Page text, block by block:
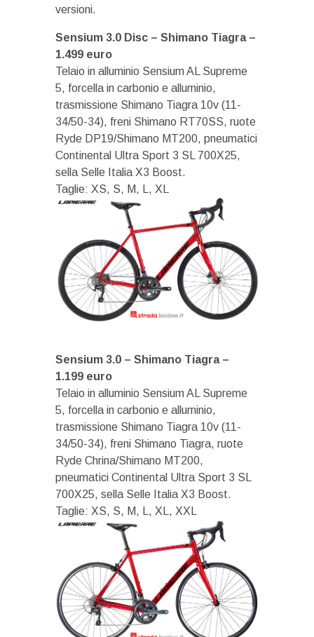
versioni.
Sensium 3.0 Disc – Shimano Tiagra –
1.499 euro
Telaio in alluminio Sensium AL Supreme
5, forcella in carbonio e alluminio,
trasmissione Shimano Tiagra 10v (11-
34/50-34), freni Shimano RT70SS, ruote
Ryde DP19/Shimano MT200, pneumatici
Continental Ultra Sport 3 SL 700X25,
sella Selle Italia X3 Boost.
Taglie: XS, S, M, L, XL
Sensium 3.0 – Shimano Tiagra –
1.199 euro
Telaio in alluminio Sensium AL Supreme
5, forcella in carbonio e alluminio,
trasmissione Shimano Tiagra 10v (11-
34/50-34), freni Shimano Tiagra, ruote
Ryde Chrina/Shimano MT200,
pneumatici Continental Ultra Sport 3 SL
700X25, sella Selle Italia X3 Boost.
Taglie: XS, S, M, L, XL, XXL